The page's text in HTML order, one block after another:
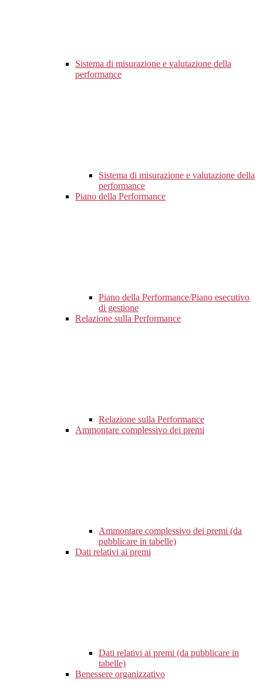
Sistema di misurazione e valutazione della
performance
Sistema di misurazione e valutazione della
performance
Piano della Performance
Piano della Performance/Piano esecutivo
di gestione
Relazione sulla Performance
Relazione sulla Performance
Ammontare complessivo dei premi
Ammontare complessivo dei premi (da
pubblicare in tabelle)
Dati relativi ai premi
Dati relativi ai premi (da pubblicare in
tabelle)
Benessere organizzativo